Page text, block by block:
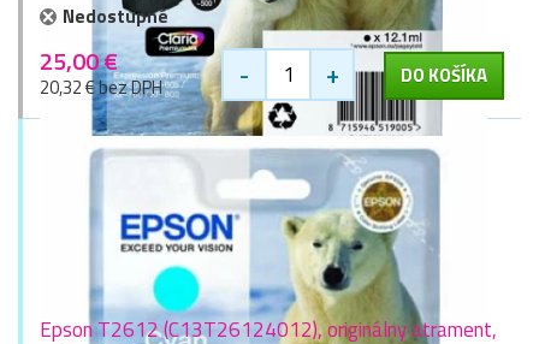
Nedostupné
25,00 €
20,32 € bez DPH - + DO KOŠÍKA
Epson T2612 (C13T26124012), originálny atrament,